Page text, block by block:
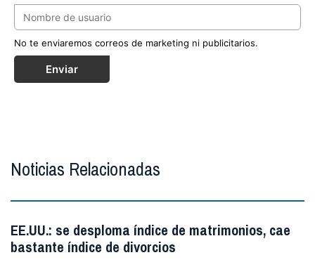
No te enviaremos correos de marketing ni publicitarios.
Enviar
Noticias Relacionadas
EE.UU.: se desploma índice de matrimonios, cae
bastante índice de divorcios